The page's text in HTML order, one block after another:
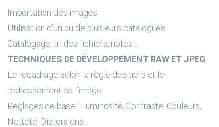
Importation des images
Utilisation d’un ou de plusieurs catalogues
Catalogage, tri des fichiers, notes ...
TECHNIQUES DE DÉVELOPPEMENT RAW ET JPEG
Le recadrage selon la règle des tiers et le
redressement de l’image
Réglages de base : Luminosité, Contraste, Couleurs,
Netteté, Distorsions...